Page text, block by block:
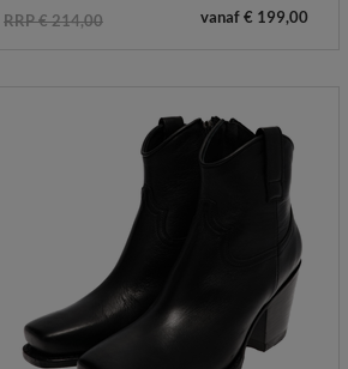
RRP € 214,00 vanaf € 199,00